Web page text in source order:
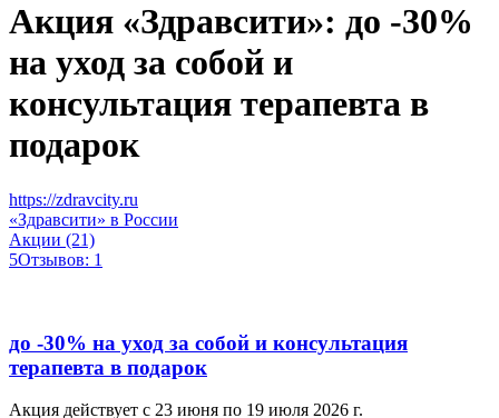
Акция «Здравсити»: до -30%
на уход за собой и
консультация терапевта в
подарок
https://zdravcity.ru
«Здравсити» в России
Акции (21)
5Отзывов: 1
до -30% на уход за собой и консультация
терапевта в подарок
Акция действует с 23 июня по 19 июля 2026 г.